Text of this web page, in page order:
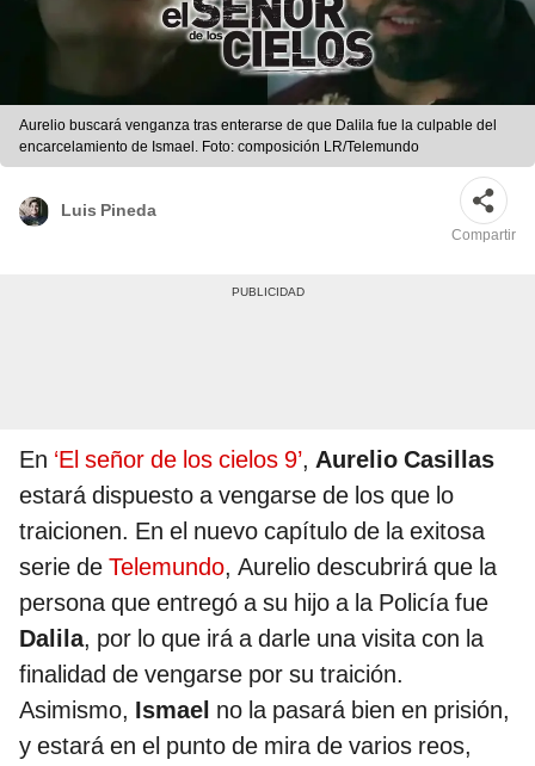
Aurelio buscará venganza tras enterarse de que Dalila fue la culpable del
encarcelamiento de Ismael. Foto: composición LR/Telemundo
Luis Pineda
Compartir
En ‘El señor de los cielos 9’, Aurelio Casillas
estará dispuesto a vengarse de los que lo
traicionen. En el nuevo capítulo de la exitosa
serie de Telemundo, Aurelio descubrirá que la
persona que entregó a su hijo a la Policía fue
Dalila, por lo que irá a darle una visita con la
finalidad de vengarse por su traición.
Asimismo, Ismael no la pasará bien en prisión,
y estará en el punto de mira de varios reos,